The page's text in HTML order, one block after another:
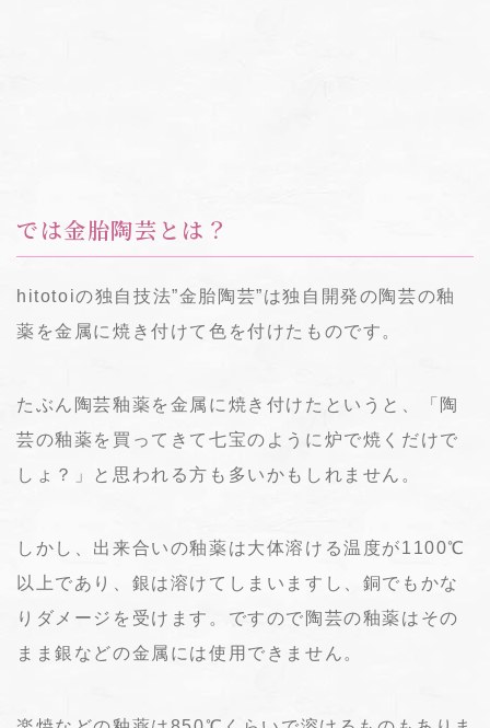
では金胎陶芸とは？
hitotoiの独自技法”金胎陶芸”は独自開発の陶芸の釉
薬を金属に焼き付けて色を付けたものです。
たぶん陶芸釉薬を金属に焼き付けたというと、「陶
芸の釉薬を買ってきて七宝のように炉で焼くだけで
しょ？」と思われる方も多いかもしれません。
しかし、出来合いの釉薬は大体溶ける温度が1100℃
以上であり、銀は溶けてしまいますし、銅でもかな
りダメージを受けます。ですので陶芸の釉薬はその
まま銀などの金属には使用できません。